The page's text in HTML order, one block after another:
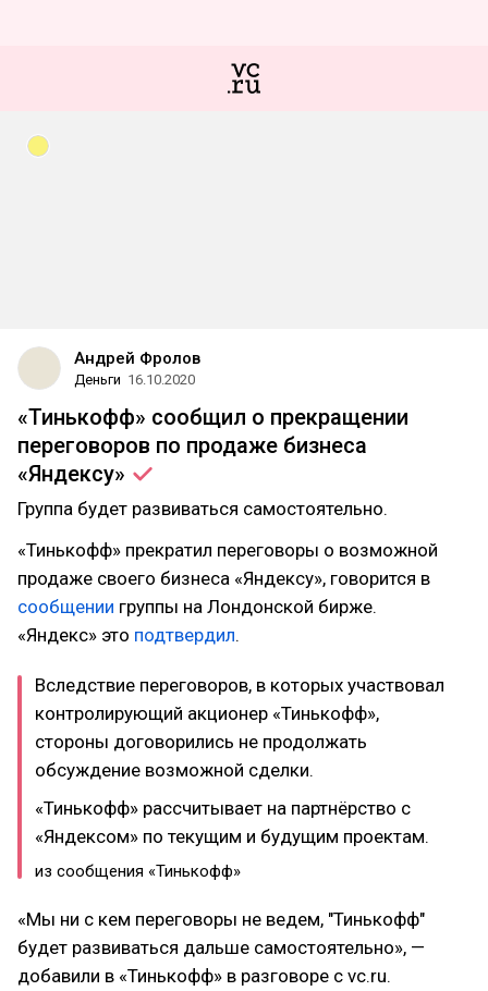
Андрей Фролов
Деньги 16.10.2020
«Тинькофф» сообщил о прекращении
переговоров по продаже бизнеса
«Яндексу»
Группа будет развиваться самостоятельно.
«Тинькофф» прекратил переговоры о возможной
продаже своего бизнеса «Яндексу», говорится в
сообщении группы на Лондонской бирже.
«Яндекс» это подтвердил.
Вследствие переговоров, в которых участвовал
контролирующий акционер «Тинькофф»,
стороны договорились не продолжать
обсуждение возможной сделки.
«Тинькофф» рассчитывает на партнёрство с
«Яндексом» по текущим и будущим проектам.
из сообщения «Тинькофф»
«Мы ни с кем переговоры не ведем, "Тинькофф"
будет развиваться дальше самостоятельно», —
добавили в «Тинькофф» в разговоре с vc.ru.